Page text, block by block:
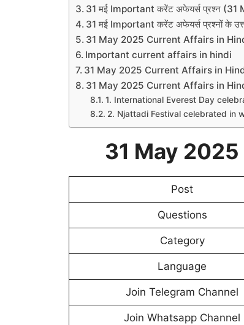
31 मई Important करेंट अफेयर्स प्रश्न
31 मई Important करेंट अफेयर्स प्रश्नों के
31 May 2025 Current Affairs in
Important current affairs in hindi
31 May 2025 Current Affairs in Hindi
31 May 2025 Current Affairs in
1. International Everest Day
2. Njattadi Festival celebrated in
31 May
Post
Questions
Category
Language
Join Telegram Channel
Join Whatsapp Channel